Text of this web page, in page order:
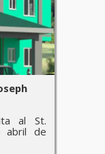
al St.
abril de